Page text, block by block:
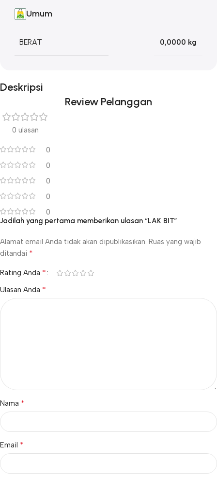
Umum
BERAT 0,0000 kg
Deskripsi
Review Pelanggan
0 ulasan
0
0
0
0
0
Jadilah yang pertama memberikan ulasan “LAK BIT”
Alamat email Anda tidak akan dipublikasikan. Ruas yang wajib
ditandai *
Rating Anda *
Ulasan Anda *
Nama *
Email *